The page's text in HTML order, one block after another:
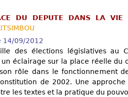
DU DEPUTE DANS LA VIE
14/09/2012
des élections législatives au
éclairage sur la place réelle du
rôle dans le fonctionnement
de 2002. Une
les textes et la pratique du